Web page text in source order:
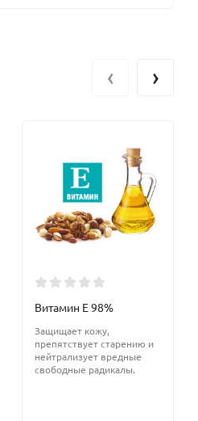
Витамин Е 98%
Защищает кожу,
препятствует старению и
нейтрализует вредные
свободные радикалы.
‹ ›